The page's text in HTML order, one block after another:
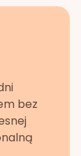
bez